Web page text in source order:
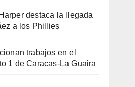
destaca la llegada
a los Phillies
trabajos en el
1 de Caracas-La Guaira